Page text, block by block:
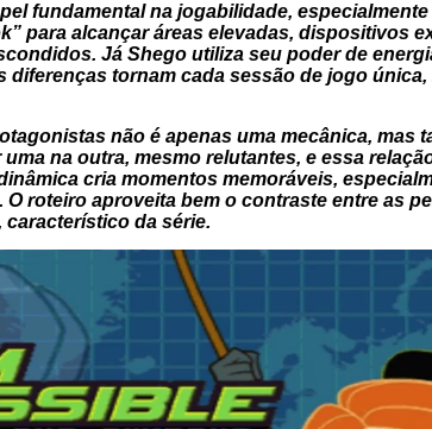
fundamental na jogabilidade,
para alcançar áreas elevadas, dispositivos
Já Shego utiliza seu poder de
diferenças tornam cada sessão de jogo
não é apenas uma mecânica, mas
na outra, mesmo relutantes, e essa
cria momentos memoráveis,
roteiro aproveita bem o contraste entre as
da série.